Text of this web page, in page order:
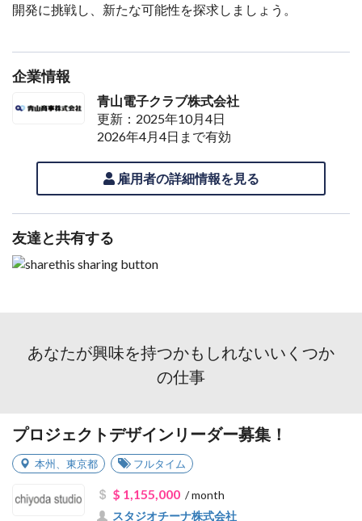
開発に挑戦し、新たな可能性を探求しましょう。
企業情報
青山電子クラブ株式会社
更新：2025年10月4日
2026年4月4日まで有効
雇用者の詳細情報を見る
友達と共有する
あなたが興味を持つかもしれないいくつか
の仕事
プロジェクトデザインリーダー募集！
本州 東京都 フルタイム
$ 1,155,000/ month
スタジオチーナ株式会社